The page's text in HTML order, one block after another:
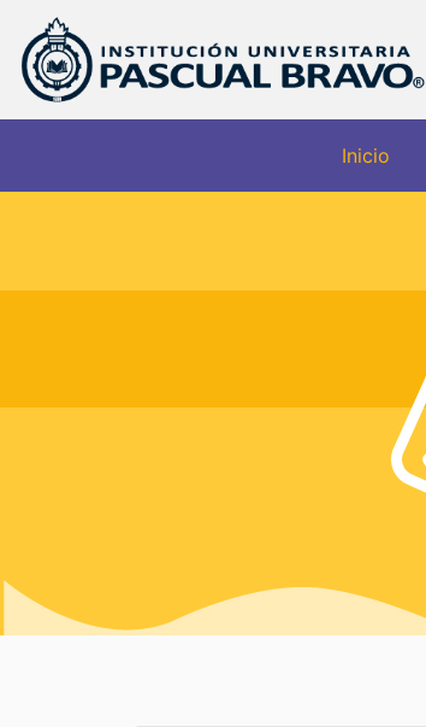
Inicio